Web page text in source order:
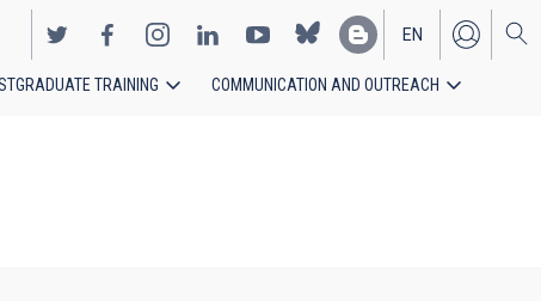
EN
ES
TRAINING COMMUNICATION AND OUTREACH